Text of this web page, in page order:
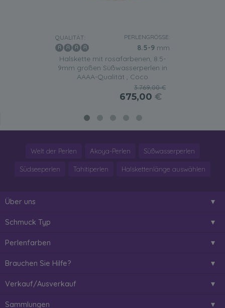
QUALITÄT: PERLENGRÖSSE:
8.5-9 mm
Halskette mit rosafarbenen, 8.5-
9mm großen Süßwasserperlen in
AAAA-Qualität , Coco
3.769,00 €
675,00 €
Welt der Perlen Akoya-Perlen Süßwasserperlen
Südseeperlen Tahitiperlen Halskettenlänge auswählen
Über uns
Schmuck Typ
Perlenfarben
Brauchen Sie Hilfe?
Verkauf/Ausverkauf
Sammlungen